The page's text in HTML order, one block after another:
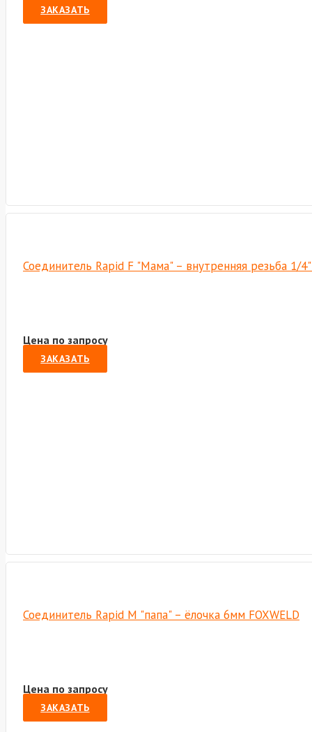
ЗАКАЗАТЬ
Соединитель Rapid F "Мама" – внутренняя резьба 1/4"
Цена по запросу
ЗАКАЗАТЬ
Соединитель Rapid M "папа" – ёлочка 6мм FOXWELD
Цена по запросу
ЗАКАЗАТЬ